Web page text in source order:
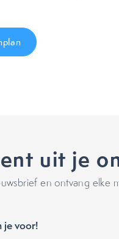
uit je
en ontvang elke
je voor!